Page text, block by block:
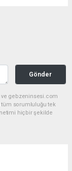
Gönder
ve gebzeninsesi.com
tüm sorumluluğu tek
hiçbir şekilde